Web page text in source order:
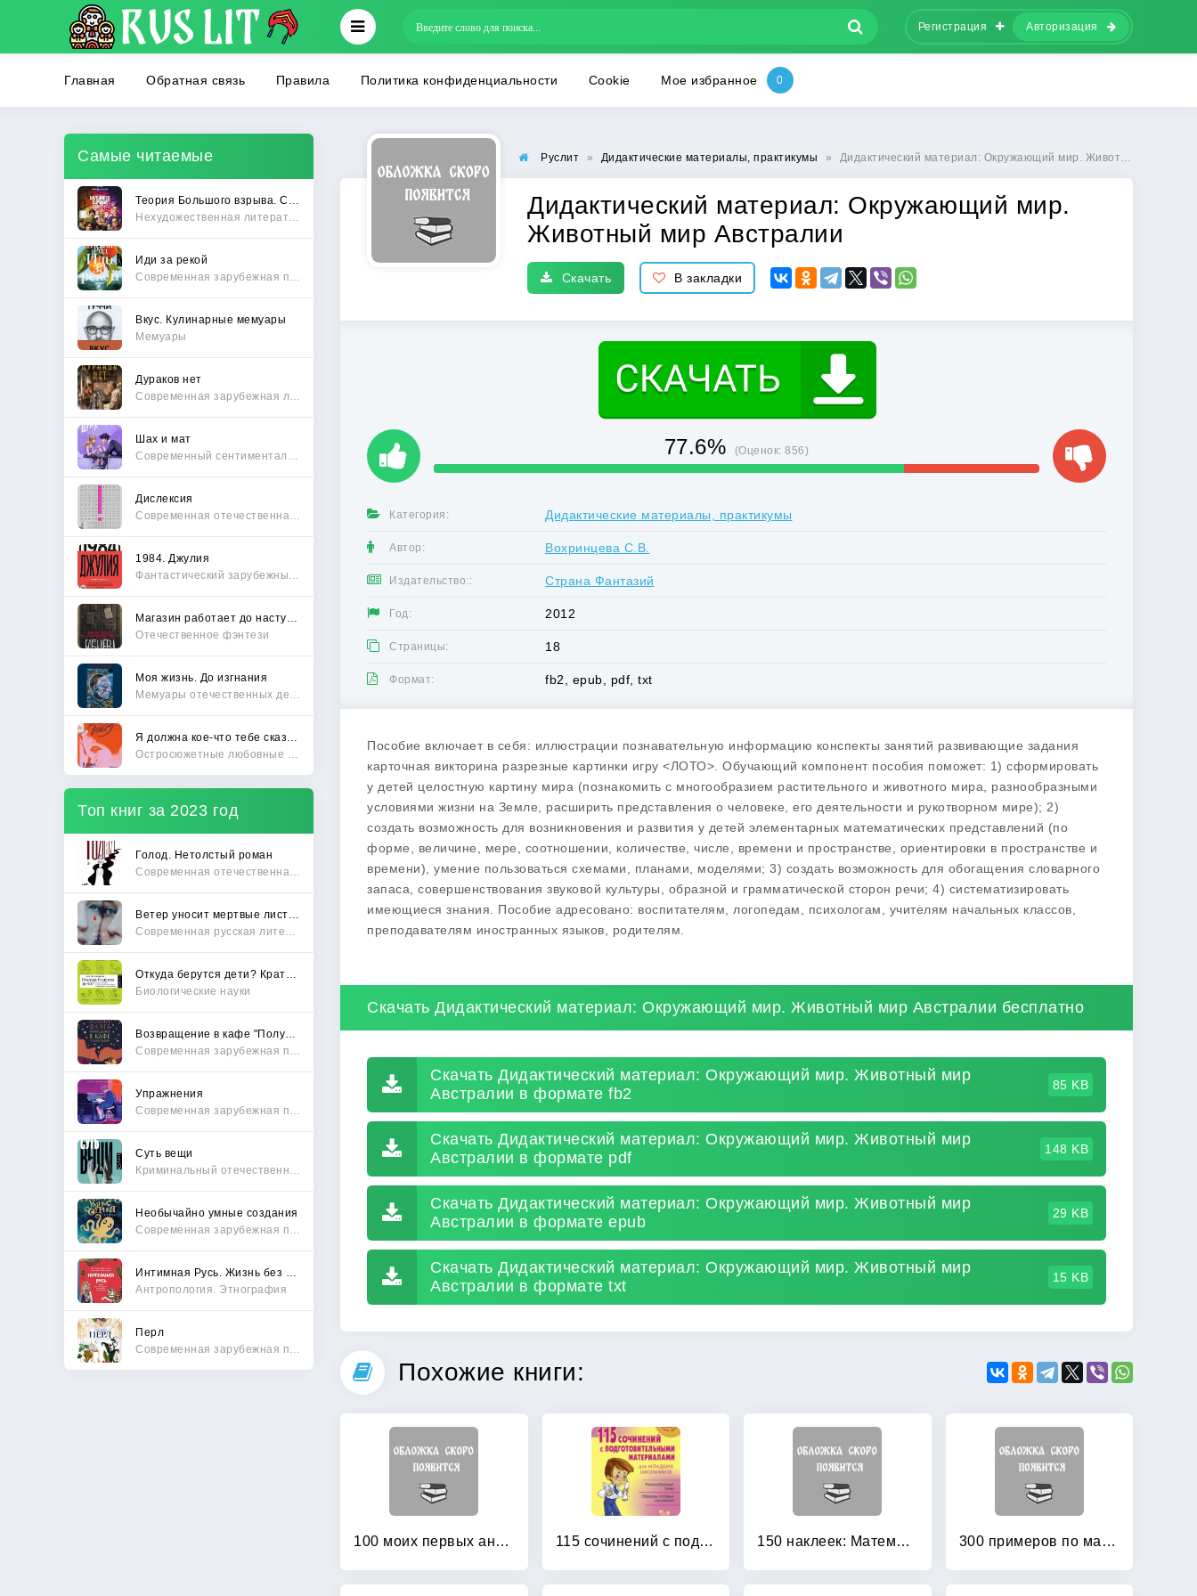
Регистрация Авторизация
Главная Обратная связь Правила Политика конфиденциальности Cookie Мое избранное
Самые читаемые
Иди за рекой
Вкус. Кулинарные мемуары
Мемуары
Дураков нет
Шах и мат
Дислексия
1984. Джулия
Отечественное фэнтези
Моя жизнь. До изгнания
Топ книг за 2023 год
Голод. Нетолстый роман
Биологические науки
Упражнения
Суть вещи
Необычайно умные создания
Антропология. Этнография
Перл
Руслит » Дидактические материалы, практикумы » Дидактический материал: Окружающий мир. Животный мир Австралии
Дидактический материал: Окружающий мир.
Животный мир Австралии
Скачать В закладки
77.6% (Оценок:856)
Категория: Дидактические материалы, практикумы
Автор: Вохринцева С.В.
Издательство:: Страна Фантазий
Год: 2012
Страницы: 18
Формат: fb2, epub, pdf, txt
Пособие включает в себя: иллюстрации познавательную информацию конспекты занятий развивающие задания
карточная викторина разрезные картинки игру <ЛОТО>. Обучающий компонент пособия поможет: 1) сформировать
у детей целостную картину мира (познакомить с многообразием растительного и животного мира, разнообразными
условиями жизни на Земле, расширить представления о человеке, его деятельности и рукотворном мире); 2)
создать возможность для возникновения и развития у детей элементарных математических представлений (по
форме, величине, мере, соотношении, количестве, числе, времени и пространстве, ориентировки в пространстве и
времени), умение пользоваться схемами, планами, моделями; 3) создать возможность для обогащения словарного
запаса, совершенствования звуковой культуры, образной и грамматической сторон речи; 4) систематизировать
имеющиеся знания. Пособие адресовано: воспитателям, логопедам, психологам, учителям начальных классов,
преподавателям иностранных языков, родителям.
Скачать Дидактический материал: Окружающий мир. Животный мир Австралии бесплатно
Скачать Дидактический материал: Окружающий мир. Животный мир
Австралии в формате fb2
85 KB
Скачать Дидактический материал: Окружающий мир. Животный мир
Австралии в формате pdf
148 KB
Скачать Дидактический материал: Окружающий мир. Животный мир
Австралии в формате epub
29 KB
Скачать Дидактический материал: Окружающий мир. Животный мир
Австралии в формате txt
15 KB
Похожие книги:
100 моих первых английских слов 115 сочинений с подготовительными материалами для младших школьников 150 наклеек: Математика. 5-6 классы. Весь курс 300 примеров по математике: 2 класс. Геометрические задания